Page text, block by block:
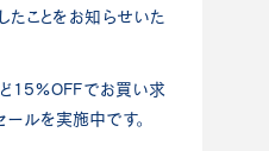
たことをお知らせいた
ど15%OFFでお買い求
ルを実施中です。